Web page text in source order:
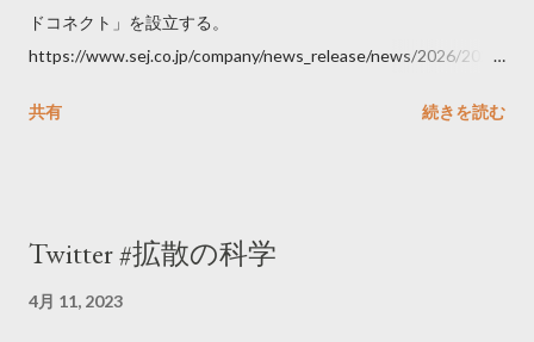
ドコネクト」を設立する。
https://www.sej.co.jp/company/news_release/news/2026/2026
共有
続きを読む
Twitter #拡散の科学
4月 11, 2023